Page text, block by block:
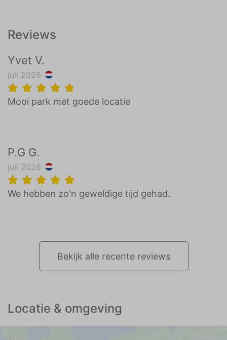
Reviews
Yvet V.
juli 2026
Mooi park met goede locatie
P.G G.
juli 2026
We hebben zo'n geweldige tijd gehad.
Bekijk alle recente reviews
Locatie & omgeving